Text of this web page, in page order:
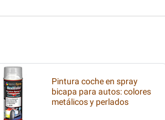
Pintura coche en spray
bicapa para autos: colores
metálicos y perlados